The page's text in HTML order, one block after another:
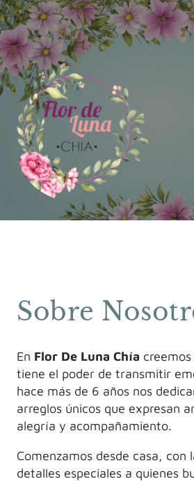
Sobre
En Flor De Luna Chía
tiene el poder de transmitir
hace más de 6 años nos
arreglos únicos que expresan
alegría y acompañamiento.
Comenzamos desde casa, con
detalles especiales a quienes